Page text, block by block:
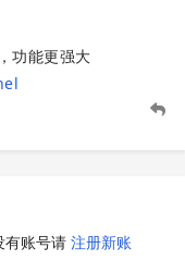
功能更强大
有账号请 注册新账